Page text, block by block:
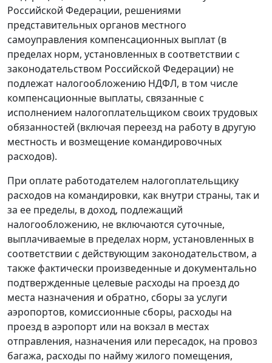
Российской Федерации, решениями
представительных органов местного
самоуправления компенсационных выплат (в
пределах норм, установленных в соответствии с
законодательством Российской Федерации) не
подлежат налогообложению НДФЛ, в том числе
компенсационные выплаты, связанные с
исполнением налогоплательщиком своих трудовых
обязанностей (включая переезд на работу в другую
местность и возмещение командировочных
расходов).
При оплате работодателем налогоплательщику
расходов на командировки, как внутри страны, так и
за ее пределы, в доход, подлежащий
налогообложению, не включаются суточные,
выплачиваемые в пределах норм, установленных в
соответствии с действующим законодательством, а
также фактически произведенные и документально
подтвержденные целевые расходы на проезд до
места назначения и обратно, сборы за услуги
аэропортов, комиссионные сборы, расходы на
проезд в аэропорт или на вокзал в местах
отправления, назначения или пересадок, на провоз
багажа, расходы по найму жилого помещения,